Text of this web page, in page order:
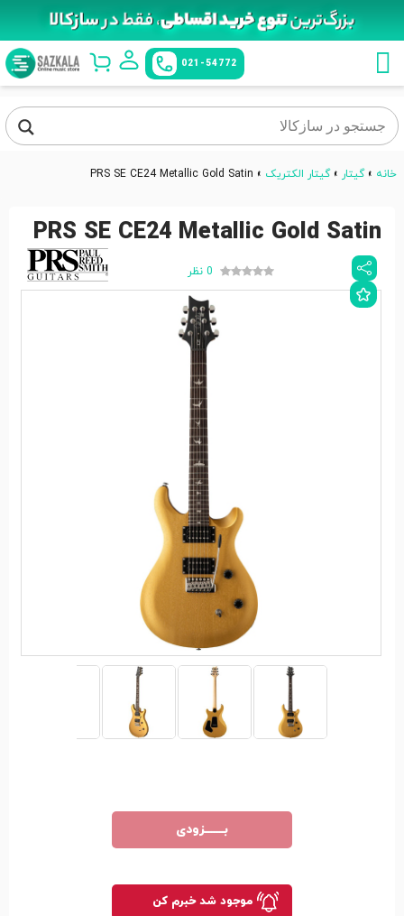
021-54772
خانه »گیتار »گیتار الکتریک »
PRS SE CE24 Metallic Gold Satin
PRS SE CE24 Metallic Gold Satin
بـــــــزودی
موجود شد خبرم کن
0 نظر